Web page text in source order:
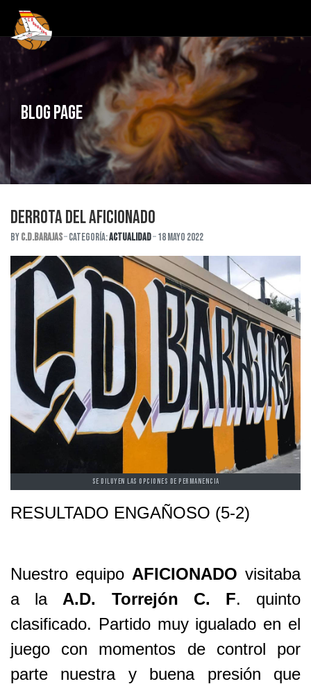
Blog Page
DERROTA DEL AFICIONADO
ByC.D.Barajas Categoría:Actualidad 18 Mayo 2022
SE DILUYEN LAS OPCIONES DE PERMANENCIA
RESULTADO ENGAÑOSO (5-2)
Nuestro equipo AFICIONADO visitaba
a la A.D. Torrejón C. F. quinto
clasificado. Partido muy igualado en el
juego con momentos de control por
parte nuestra y buena presión que